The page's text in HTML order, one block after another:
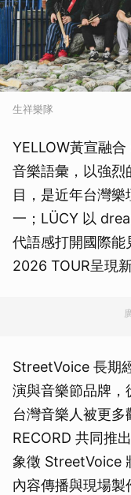
生祥樂隊
YELLOW黃宣融
音樂語彙，以強烈
目，是近年台灣樂
一；LÜCY 以
代語感打開國際能
2026 TOUR呈現
StreetVoice 長期
演與音樂節品牌，
台灣音樂人被更多
RECORD 共同推
象徵 StreetVoice
內容傳播與現場